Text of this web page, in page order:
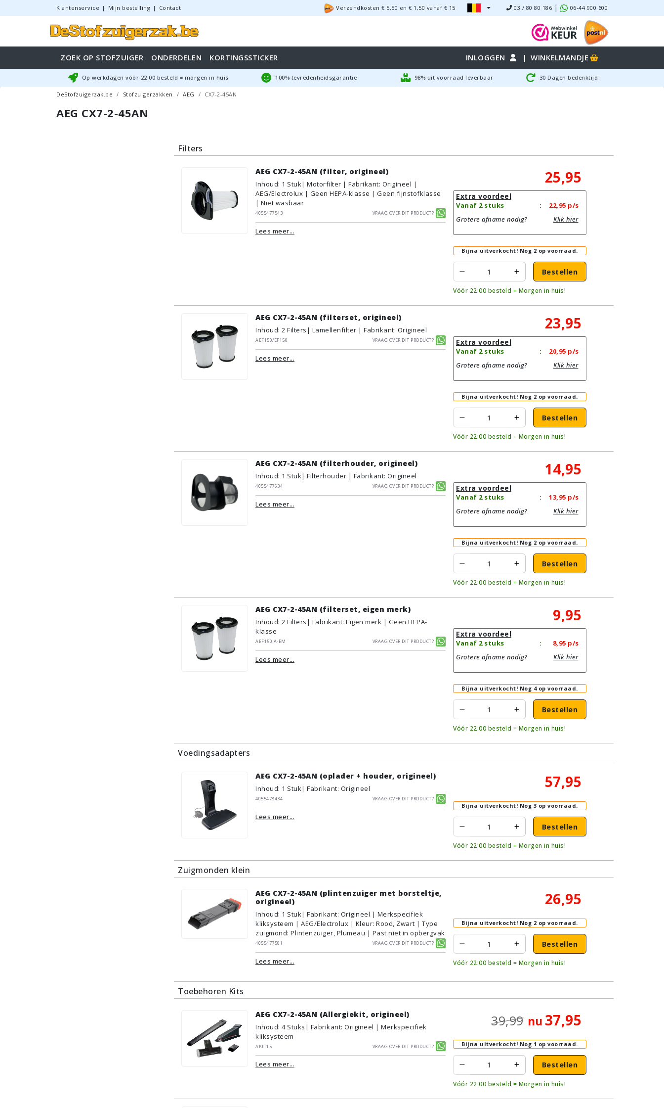
Klantenservice | Mijn bestelling | Contact Verzendkosten € 5,50 en € 1,50 vanaf € 15 03 / 80 80 186 | 06-44 900 600
ZOEK OP STOFZUIGER ONDERDELEN KORTINGSSTICKER INLOGGEN | WINKELMANDJE
Op werkdagen vóór 22:00 besteld = morgen in huis 100% tevredenheidsgarantie 98% uit voorraad leverbaar 30 Dagen bedenktijd
DeStofzuigerzak.be Stofzuigerzakken AEG CX7-2-45AN
AEG CX7-2-45AN
Filters
AEG CX7-2-45AN (filter, origineel)
Inhoud: 1 Stuk| Motorfilter | Fabrikant: Origineel |
AEG/Electrolux | Geen HEPA-klasse | Geen fijnstofklasse
| Niet wasbaar
4055477543
Vraag over dit product?
Lees meer...
25,95
Extra voordeel
Vanaf 2 stuks : 22,95 p/s
Grotere afname nodig?
Klik hier
Bijna uitverkocht! Nog 2 op voorraad.
Bestellen
Vóór 22:00 besteld = Morgen in huis!
AEG CX7-2-45AN (filterset, origineel)
Inhoud: 2 Filters | Lamellenfilter | Fabrikant: Origineel
AEF150/EF150
Vraag over dit product?
Lees meer...
23,95
Extra voordeel
Vanaf 2 stuks : 20,95 p/s
Grotere afname nodig?
Klik hier
Bijna uitverkocht! Nog 2 op voorraad.
Bestellen
Vóór 22:00 besteld = Morgen in huis!
AEG CX7-2-45AN (filterhouder, origineel)
Inhoud: 1 Stuk| Filterhouder | Fabrikant: Origineel
4055477634
Vraag over dit product?
Lees meer...
14,95
Extra voordeel
Vanaf 2 stuks : 13,95 p/s
Grotere afname nodig?
Klik hier
Bijna uitverkocht! Nog 2 op voorraad.
Bestellen
Vóór 22:00 besteld = Morgen in huis!
AEG CX7-2-45AN (filterset, eigen merk)
Inhoud: 2 Filters | Fabrikant: Eigen merk | Geen HEPA-
klasse
AEF150.A-EM
Vraag over dit product?
Lees meer...
9,95
Extra voordeel
Vanaf 2 stuks : 8,95 p/s
Grotere afname nodig?
Klik hier
Bijna uitverkocht! Nog 4 op voorraad.
Bestellen
Vóór 22:00 besteld = Morgen in huis!
Voedingsadapters
AEG CX7-2-45AN (oplader + houder, origineel)
Inhoud: 1 Stuk| Fabrikant: Origineel
4055478434
Vraag over dit product?
Lees meer...
57,95
Bijna uitverkocht! Nog 3 op voorraad.
Bestellen
Vóór 22:00 besteld = Morgen in huis!
Zuigmonden klein
AEG CX7-2-45AN (plintenzuiger met borsteltje,
origineel)
Inhoud: 1 Stuk| Fabrikant: Origineel | Merkspecifiek
kliksysteem | AEG/Electrolux | Kleur: Rood, Zwart | Type
zuigmond: Plintenzuiger, Plumeau | Past niet in opbergvak
4055477501
Vraag over dit product?
Lees meer...
26,95
Bijna uitverkocht! Nog 2 op voorraad.
Bestellen
Vóór 22:00 besteld = Morgen in huis!
Toebehoren Kits
AEG CX7-2-45AN (Allergiekit, origineel)
Inhoud: 4 Stuks | Fabrikant: Origineel | Merkspecifiek
kliksysteem
AKIT15
Vraag over dit product?
Lees meer...
39,99 nu 37,95
Bijna uitverkocht! Nog 1 op voorraad.
Bestellen
Vóór 22:00 besteld = Morgen in huis!